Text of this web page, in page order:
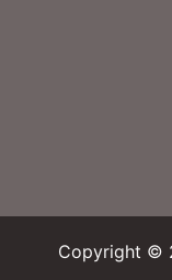
Copyright